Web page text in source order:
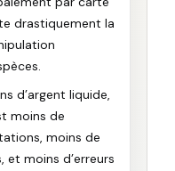
drastiquement la
d’argent liquide,
moins de
moins de
et moins d’erreurs